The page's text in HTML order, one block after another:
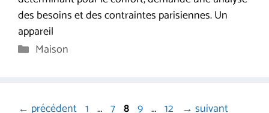
des besoins et des contraintes parisiennes. Un
appareil
Catégories
Maison
← précédent Page
1 … Page
7 Page
8 Page
9 … Page
12 → suivant